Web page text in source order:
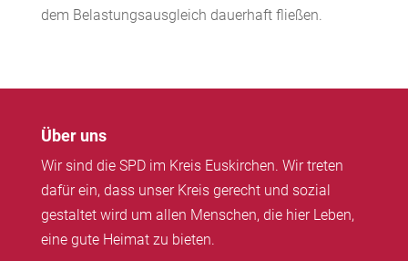
dem Belastungsausgleich dauerhaft fließen.
Über uns
Wir sind die SPD im Kreis Euskirchen. Wir treten
dafür ein, dass unser Kreis gerecht und sozial
gestaltet wird um allen Menschen, die hier Leben,
eine gute Heimat zu bieten.